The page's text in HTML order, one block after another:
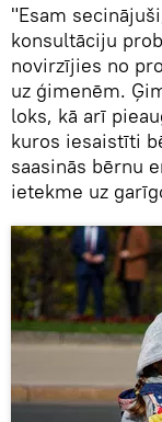
"Esam
konsultāciju
novirzījies no
uz ģimenēm.
loks, kā arī
kuros iesaistīti
saasinās bērnu
ietekme uz